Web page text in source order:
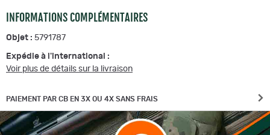
INFORMATIONS COMPLÉMENTAIRES
Objet : 5791787
Expédie à l'international :
Voir plus de détails sur la livraison
PAIEMENT PAR CB EN 3X OU 4X SANS FRAIS